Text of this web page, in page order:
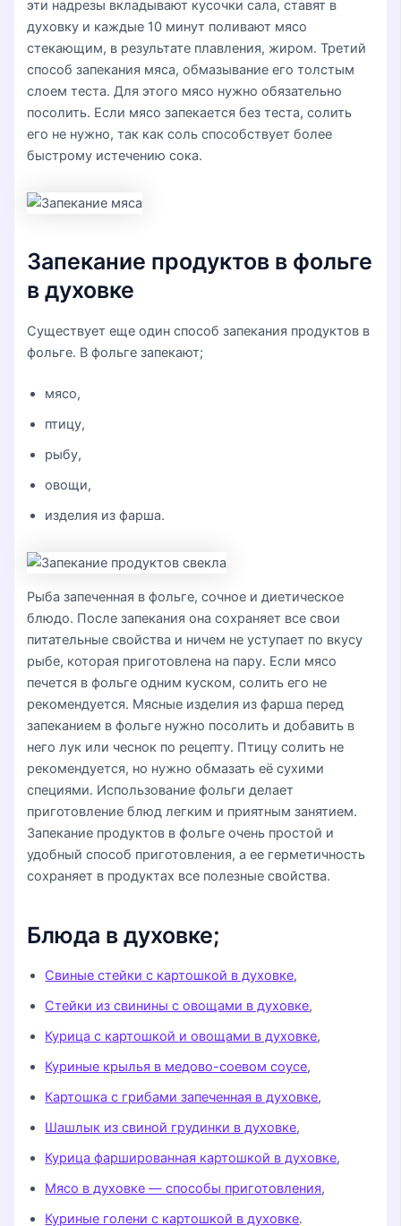
эти надрезы вкладывают кусочки сала, ставят в
духовку и каждые 10 минут поливают мясо
стекающим, в результате плавления, жиром. Третий
способ запекания мяса, обмазывание его толстым
слоем теста. Для этого мясо нужно обязательно
посолить. Если мясо запекается без теста, солить
его не нужно, так как соль способствует более
быстрому истечению сока.
Запекание продуктов в фольге
в духовке
Существует еще один способ запекания продуктов в
фольге. В фольге запекают;
мясо,
птицу,
рыбу,
овощи,
изделия из фарша.
Рыба запеченная в фольге, сочное и диетическое
блюдо. После запекания она сохраняет все свои
питательные свойства и ничем не уступает по вкусу
рыбе, которая приготовлена на пару. Если мясо
печется в фольге одним куском, солить его не
рекомендуется. Мясные изделия из фарша перед
запеканием в фольге нужно посолить и добавить в
него лук или чеснок по рецепту. Птицу солить не
рекомендуется, но нужно обмазать её сухими
специями. Использование фольги делает
приготовление блюд легким и приятным занятием.
Запекание продуктов в фольге очень простой и
удобный способ приготовления, а ее герметичность
сохраняет в продуктах все полезные свойства.
Блюда в духовке;
Свиные стейки с картошкой в духовке,
Стейки из свинины с овощами в духовке,
Курица с картошкой и овощами в духовке,
Куриные крылья в медово-соевом соусе,
Картошка с грибами запеченная в духовке,
Шашлык из свиной грудинки в духовке,
Курица фаршированная картошкой в духовке,
Мясо в духовке — способы приготовления,
Куриные голени с картошкой в духовке.